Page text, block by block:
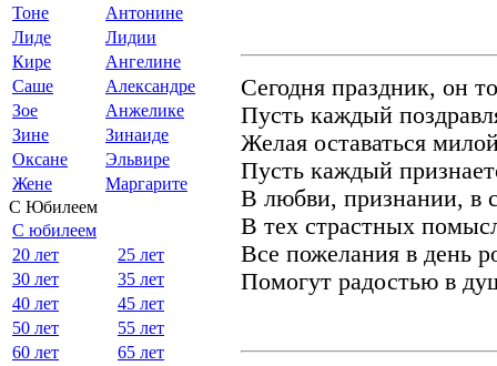
Тоне
Антонине
Лиде
Лидии
Кире
Ангелине
Саше
Александре
Зое
Анжелике
Зине
Зинаиде
Оксане
Эльвире
Жене
Маргарите
С Юбилеем
С юбилеем
20 лет
25 лет
30 лет
35 лет
40 лет
45 лет
50 лет
55 лет
60 лет
65 лет
Сегодня праздник, он
Пусть каждый
Желая оставаться
Пусть каждый
В любви, признании, в
В тех страстных
Все пожелания в день
Помогут радостью в